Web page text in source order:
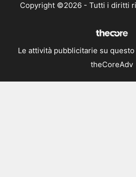
Copyright ©2026 - Tutti i diritti
Le attività pubblicitarie su
theCoreAdv